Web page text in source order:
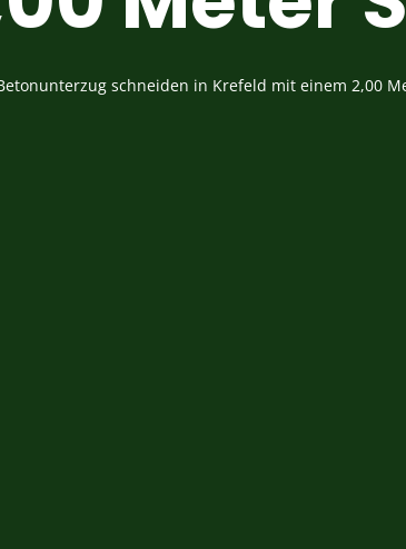
schneiden in Krefeld mit einem 2,00